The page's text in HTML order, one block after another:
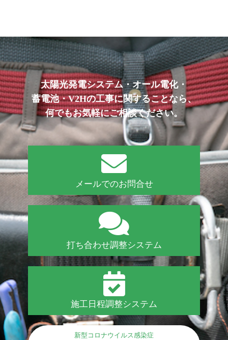
太陽光発電システム・オール電化・
蓄電池・V2Hの工事に関することなら、
何でもお気軽にご相談ください。
メールでのお問合せ
打ち合わせ調整システム
施工日程調整システム
新型コロナウイルス感染症